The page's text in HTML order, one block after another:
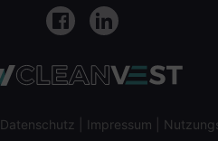
FacebookLinkedIn
Datenschutz Impressum